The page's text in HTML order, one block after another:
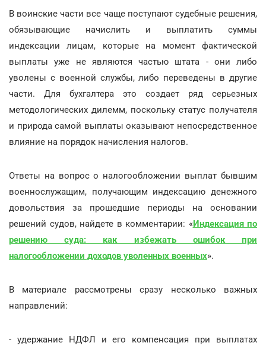
В воинские части все чаще поступают судебные решения,
обязывающие начислить и выплатить суммы
индексации лицам, которые на момент фактической
выплаты уже не являются частью штата - они либо
уволены с военной службы, либо переведены в другие
части. Для бухгалтера это создает ряд серьезных
методологических дилемм, поскольку статус получателя
и природа самой выплаты оказывают непосредственное
влияние на порядок начисления налогов.
Ответы на вопрос о налогообложении выплат бывшим
военнослужащим, получающим индексацию денежного
довольствия за прошедшие периоды на основании
решений судов, найдете в комментарии: «Индексация по
решению суда: как избежать ошибок при
налогообложении доходов уволенных военных».
В материале рассмотрены сразу несколько важных
направлений:
- удержание НДФЛ и его компенсация при выплатах